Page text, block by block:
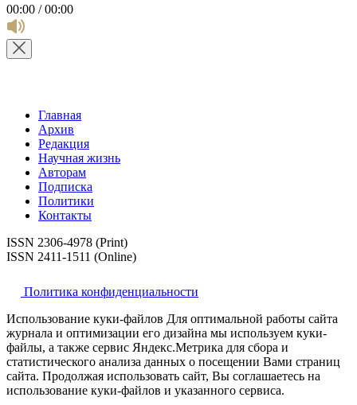
00:00 / 00:00
Главная
Архив
Редакция
Научная жизнь
Авторам
Подписка
Политики
Контакты
ISSN 2306-4978 (Print)
ISSN 2411-1511 (Online)
Политика конфиденциальности
Использование куки-файлов Для оптимальной работы сайта
журнала и оптимизации его дизайна мы используем куки-
файлы, а также сервис Яндекс.Метрика для сбора и
статистического анализа данных о посещении Вами страниц
сайта. Продолжая использовать сайт, Вы соглашаетесь на
использование куки-файлов и указанного сервиса.